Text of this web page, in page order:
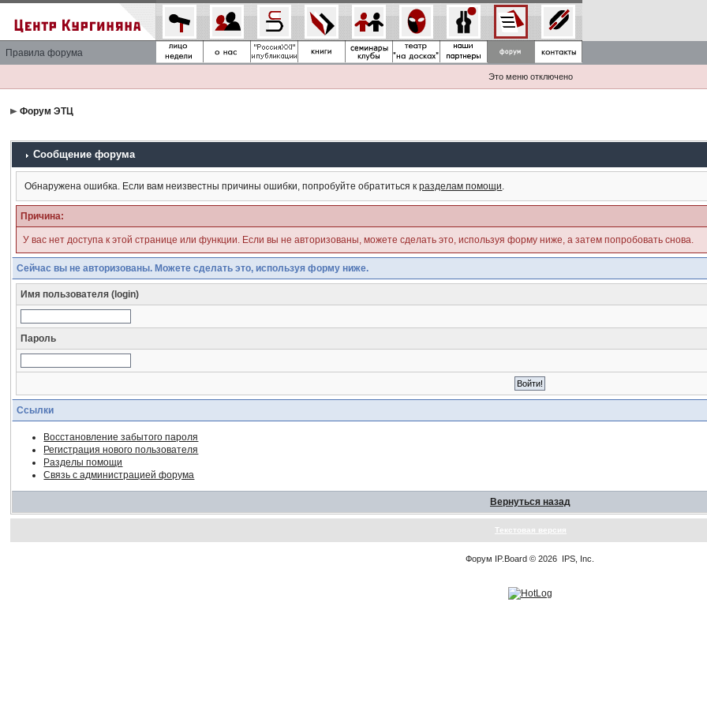
Правила форума
Это меню отключено
Форум ЭТЦ
Сообщение форума
Обнаружена ошибка. Если вам неизвестны причины ошибки, попробуйте обратиться кразделам помощи.
Причина:
У вас нет доступа к этой странице или функции. Если вы не авторизованы, можете сделать это, используя форму ниже, а затем попробовать снова.
Сейчас вы не авторизованы. Можете сделать это, используя форму ниже.
Имя пользователя (login)
Пароль
Ссылки
Восстановление забытого пароля
Регистрация нового пользователя
Разделы помощи
Связь с администрацией форума
Вернуться назад
Текстовая версия
Форум IP.Board © 2026 IPS, Inc